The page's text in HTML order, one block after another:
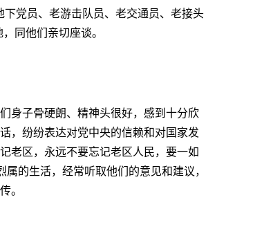
党员、老游击队员、老交通员、老接头
同他们亲切座谈。
身子骨硬朗、精神头很好，感到十分欣
，纷纷表达对党中央的信赖和对国家发
老区，永远不要忘记老区人民，要一如
属的生活，经常听取他们的意见和建议，
。